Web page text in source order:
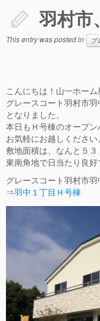
羽村市
This entry was posted in ブ
こんにちは！山一ホーム
グレースコート羽村市
となりました。
本日もＨ号棟のオープン
お気軽にお越しください。
敷地面積は、なんと５３
東南角地で日当たり良好
グレースコート羽村市
⇒羽中１丁目Ｈ号棟